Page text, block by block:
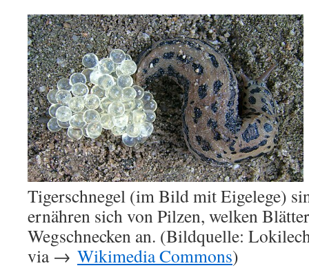
Tigerschnegel (im Bild mit Eigelege)
ernähren sich von Pilzen, welken
Wegschnecken an. (Bildquelle:
via → Wikimedia Commons)